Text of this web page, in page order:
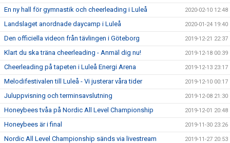
En ny hall för gymnastik och cheerleading i Luleå 2020-02-10 12:48
Landslaget anordnade daycamp i Luleå 2020-01-24 19:40
Den officiella videon från tävlingen i Göteborg 2019-12-21 22:37
Klart du ska träna cheerleading - Anmäl dig nu! 2019-12-18 00:39
Cheerleading på tapeten i Luleå Energi Arena 2019-12-13 23:17
Melodifestivalen till Luleå - Vi justerar våra tider 2019-12-10 00:17
Juluppvisning och terminsavslutning 2019-12-08 21:30
Honeybees tvåa på Nordic All Level Championship 2019-12-01 20:48
Honeybees är i final 2019-11-30 23:26
Nordic All Level Championship sänds via livestream 2019-11-27 20:53